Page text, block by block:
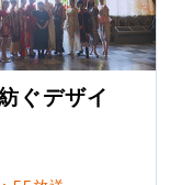
ぐデザイ